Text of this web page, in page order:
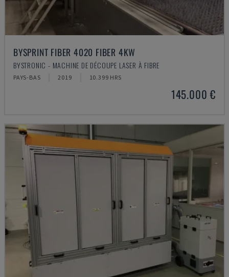
BYSPRINT FIBER 4020 FIBER 4KW
BYSTRONIC - MACHINE DE DÉCOUPE LASER À FIBRE
PAYS-BAS 2019 10.399 HRS
145.000 €